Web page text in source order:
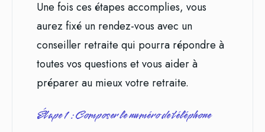
Une fois ces étapes accomplies, vous
aurez fixé un rendez-vous avec un
conseiller retraite qui pourra répondre à
toutes vos questions et vous aider à
préparer au mieux votre retraite.
Étape 1 : Composer le numéro de téléphone